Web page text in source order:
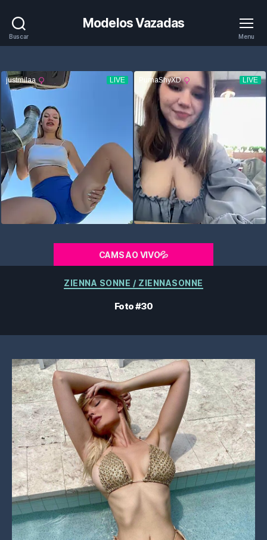
Buscar
Modelos Vazadas
Menu
CAMS AO VIVO💦
Categorias
ZIENNA SONNE / ZIENNASONNE
Foto #30